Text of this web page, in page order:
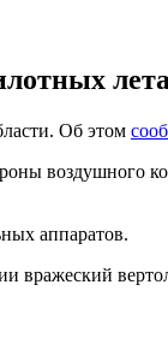
Об этом
воздушного
аппаратов.
вражеский